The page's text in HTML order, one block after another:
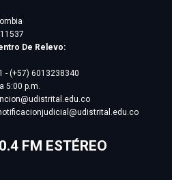
De Relevo:
- (+57) 6013238340
5:00 p.m.
FM ESTÉREO